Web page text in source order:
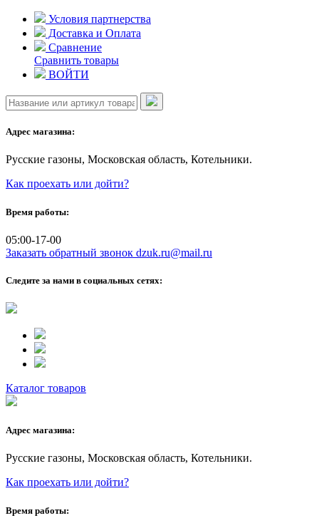
Skip
content
Условия партнерства
Доставка и Оплата
Сравнение
Сравнить товары
ВОЙТИ
Адрес магазина:
Русские газоны, Московская область, Котельники.
Как проехать или дойти?
Время работы:
05:00-17-00
Заказать обратный звонок dzuk.ru@mail.ru
Следите за нами в социальных сетях:
Каталог товаров
Адрес магазина:
Русские газоны, Московская область, Котельники.
Как проехать или дойти?
Время работы: